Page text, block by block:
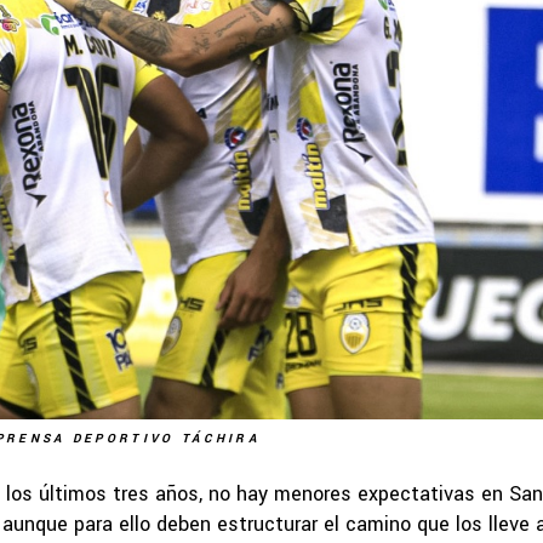
DEPORTIVO TÁCHIRA
últimos tres años, no hay menores expectativas en San
para ello deben estructurar el camino que los lleve